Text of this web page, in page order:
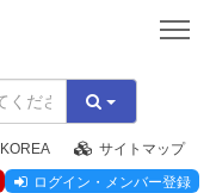
KOREA
サイトマップ
ログイン・メンバー登録